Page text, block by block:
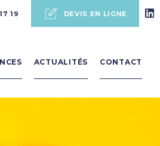
19 DEVIS EN LIGNE
ACTUALITÉS CONTACT